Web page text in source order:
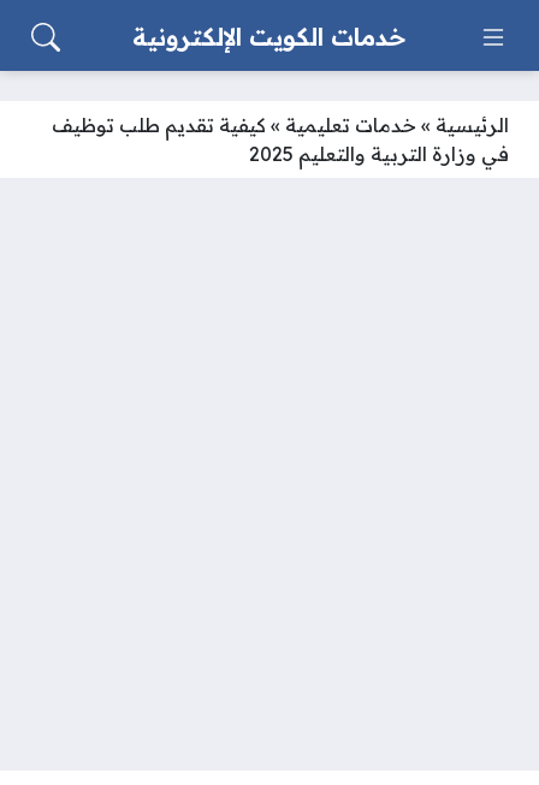
خدمات الكويت الإلكترونية
الرئيسية » خدمات تعليمية » كيفية تقديم طلب توظيف
في وزارة التربية والتعليم 2025